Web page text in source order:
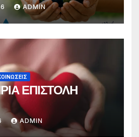
ADMIN
ΕΠΙΣΤΟΛΗ
ADMIN